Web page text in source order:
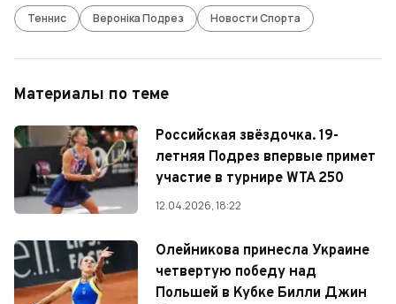
Теннис Вероніка Подрез Новости Спорта
Материалы по теме
Российская звёздочка. 19-
летняя Подрез впервые примет
участие в турнире WTA 250
12.04.2026, 18:22
Олейникова принесла Украине
четвертую победу над
Польшей в Кубке Билли Джин